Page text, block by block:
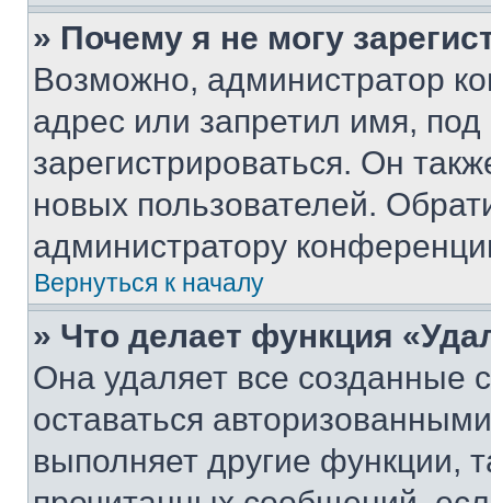
» Почему я не могу
Возможно, администратор
адрес или запретил имя,
зарегистрироваться. Он
новых пользователей.
администратору
Вернуться к началу
» Что делает функция
Она удаляет все созданные
оставаться
выполняет другие функции,